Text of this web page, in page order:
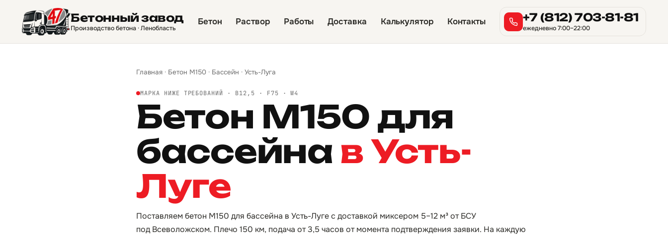
Бетонный завод
Производство бетона · Ленобласть
Бетон Раствор Работы Доставка Калькулятор Контакты +7 (812) 703-81-81
ежедневно 7:00–22:00
Главная · Бетон М150 · Бассейн · Усть-Луга
МАРКА НИЖЕ ТРЕБОВАНИЙ · B12,5 · F75 · W4
Бетон М150 для
бассейна в Усть-
Луге
Поставляем бетон М150 для бассейна в Усть-Луге с доставкой миксером 5–12 м³ от БСУ
под Всеволожском. Плечо 150 км, подача от 3,5 часов от момента подтверждения заявки. На каждую